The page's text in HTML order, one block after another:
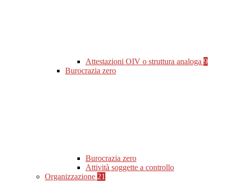
Attestazioni OIV o struttura analoga 9
Burocrazia zero
Burocrazia zero
Attività soggette a controllo
Organizzazione 21